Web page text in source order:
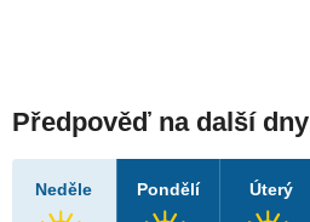
Předpověď na další dny
Neděle Pondělí Úterý